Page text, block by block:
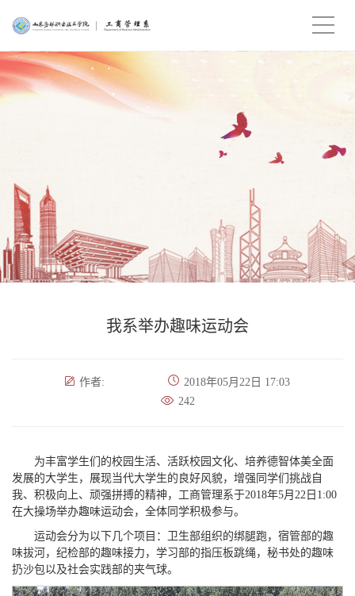
我系举办趣味运动会
作者:
2018年05月22日 17:03
242
为丰富学生们的校园生活、活跃校园文化、培养德智体美全面
发展的大学生，展现当代大学生的良好风貌，增强同学们挑战自
我、积极向上、顽强拼搏的精神，工商管理系于2018年5月22日1:00
在大操场举办趣味运动会，全体同学积极参与。
运动会分为以下几个项目：卫生部组织的绑腿跑，宿管部的趣
味拔河，纪检部的趣味接力，学习部的指压板跳绳，秘书处的趣味
扔沙包以及社会实践部的夹气球。